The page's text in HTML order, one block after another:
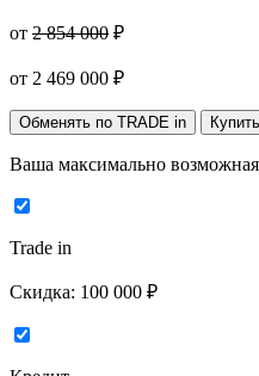
от 2 854 000 ₽
от 2 469 000 ₽
Обменять по TRADE in
Ваша максимально
Trade in
Скидка: 100 000 ₽